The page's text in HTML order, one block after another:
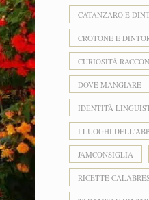
CATANZARO E
CROTONE E
CURIOSITÀ
DOVE MANGIARE
IDENTITÀ
I LUOGHI
JAMCONSIGLIA
RICETTE